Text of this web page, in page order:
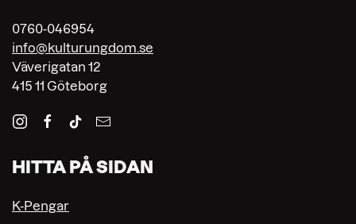
0760-046954
info@kulturungdom.se
Väverigatan 12
415 11 Göteborg
HITTA PÅ SIDAN
K-Pengar